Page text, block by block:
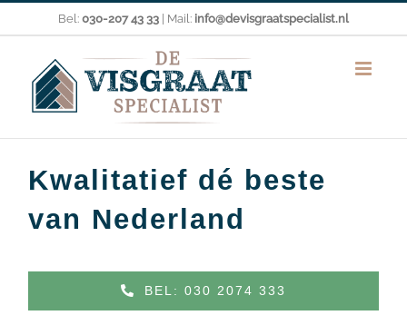
inhoud
Bel: 030-207 43 33 | Mail: info@devisgraatspecialist.nl
Kwalitatief dé beste
van Nederland
BEL: 030 2074 333